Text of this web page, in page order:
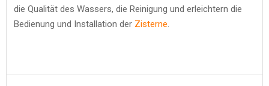
die Qualität des Wassers, die Reinigung und erleichtern die
Bedienung und Installation der Zisterne